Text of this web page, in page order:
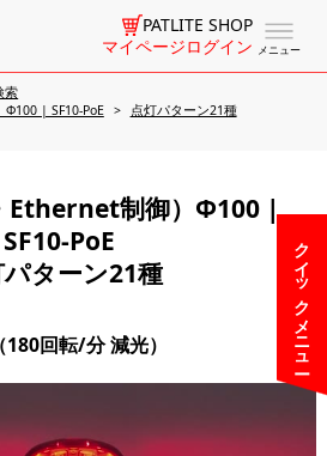
メニュー
PATLITE SHOP
マイページログイン
クイックメニュー
索
Φ100 | SF10-PoE
点灯パターン21種
Ethernet制御）Φ100 |
SF10-PoE
パターン21種
180回転/分 減光）